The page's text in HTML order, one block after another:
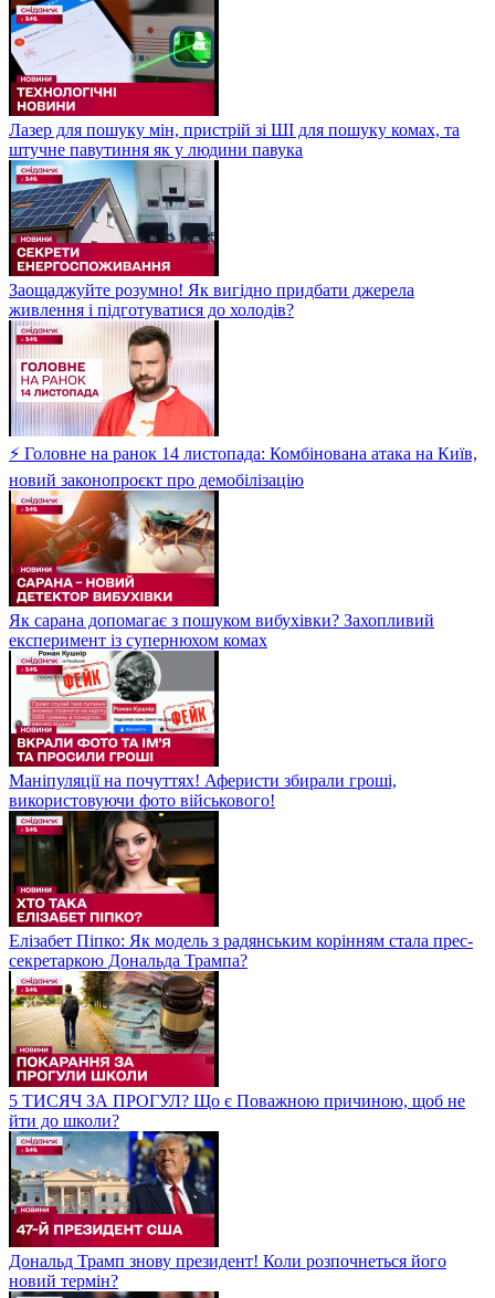
Лазер для пошуку мін, пристрій зі ШІ для пошуку комах, та
штучне павутиння як у людини павука
Заощаджуйте розумно! Як вигідно придбати джерела
живлення і підготуватися до холодів?
⚡ Головне на ранок 14 листопада: Комбінована атака на Київ,
новий законопроєкт про демобілізацію
Як сарана допомагає з пошуком вибухівки? Захопливий
експеримент із супернюхом комах
Маніпуляції на почуттях! Аферисти збирали гроші,
використовуючи фото військового!
Елізабет Піпко: Як модель з радянським корінням стала прес-
секретаркою Дональда Трампа?
5 ТИСЯЧ ЗА ПРОГУЛ? Що є Поважною причиною, щоб не
йти до школи?
Дональд Трамп знову президент! Коли розпочнеться його
новий термін?